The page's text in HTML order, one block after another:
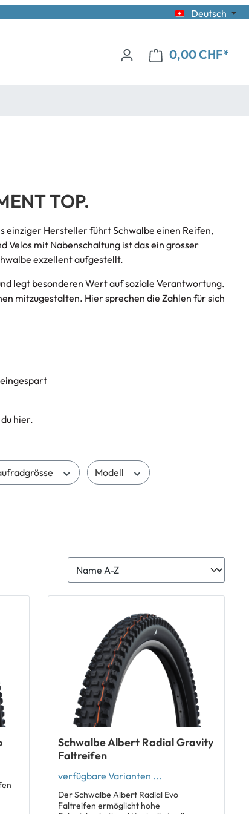
Deutsch
0,00 CHF*
TOP.
einziger Hersteller führt Schwalbe einen Reifen,
Velos mit Nabenschaltung ist das ein grosser
exzellent aufgestellt.
legt besonderen Wert auf soziale Verantwortung.
mitzugestalten. Hier sprechen die Zahlen für sich
hier.
Modell
Schwalbe Albert Radial Gravity
Faltreifen
verfügbare Varianten ...
Der Schwalbe Albert Radial Evo
Faltreifen ermöglicht hohe